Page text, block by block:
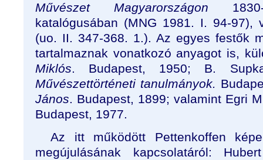
Művészet Magyarországon
katalógusában (MNG 1981. I. 94-97),
(uo. II. 347-368. 1.). Az egyes festők
tartalmaznak vonatkozó anyagot is,
Miklós. Budapest, 1950; B.
Művészettörténeti tanulmányok.
János. Budapest, 1899; valamint Egri
Budapest, 1977.
Az itt működött Pettenkoffen
megújulásának kapcsolatáról: